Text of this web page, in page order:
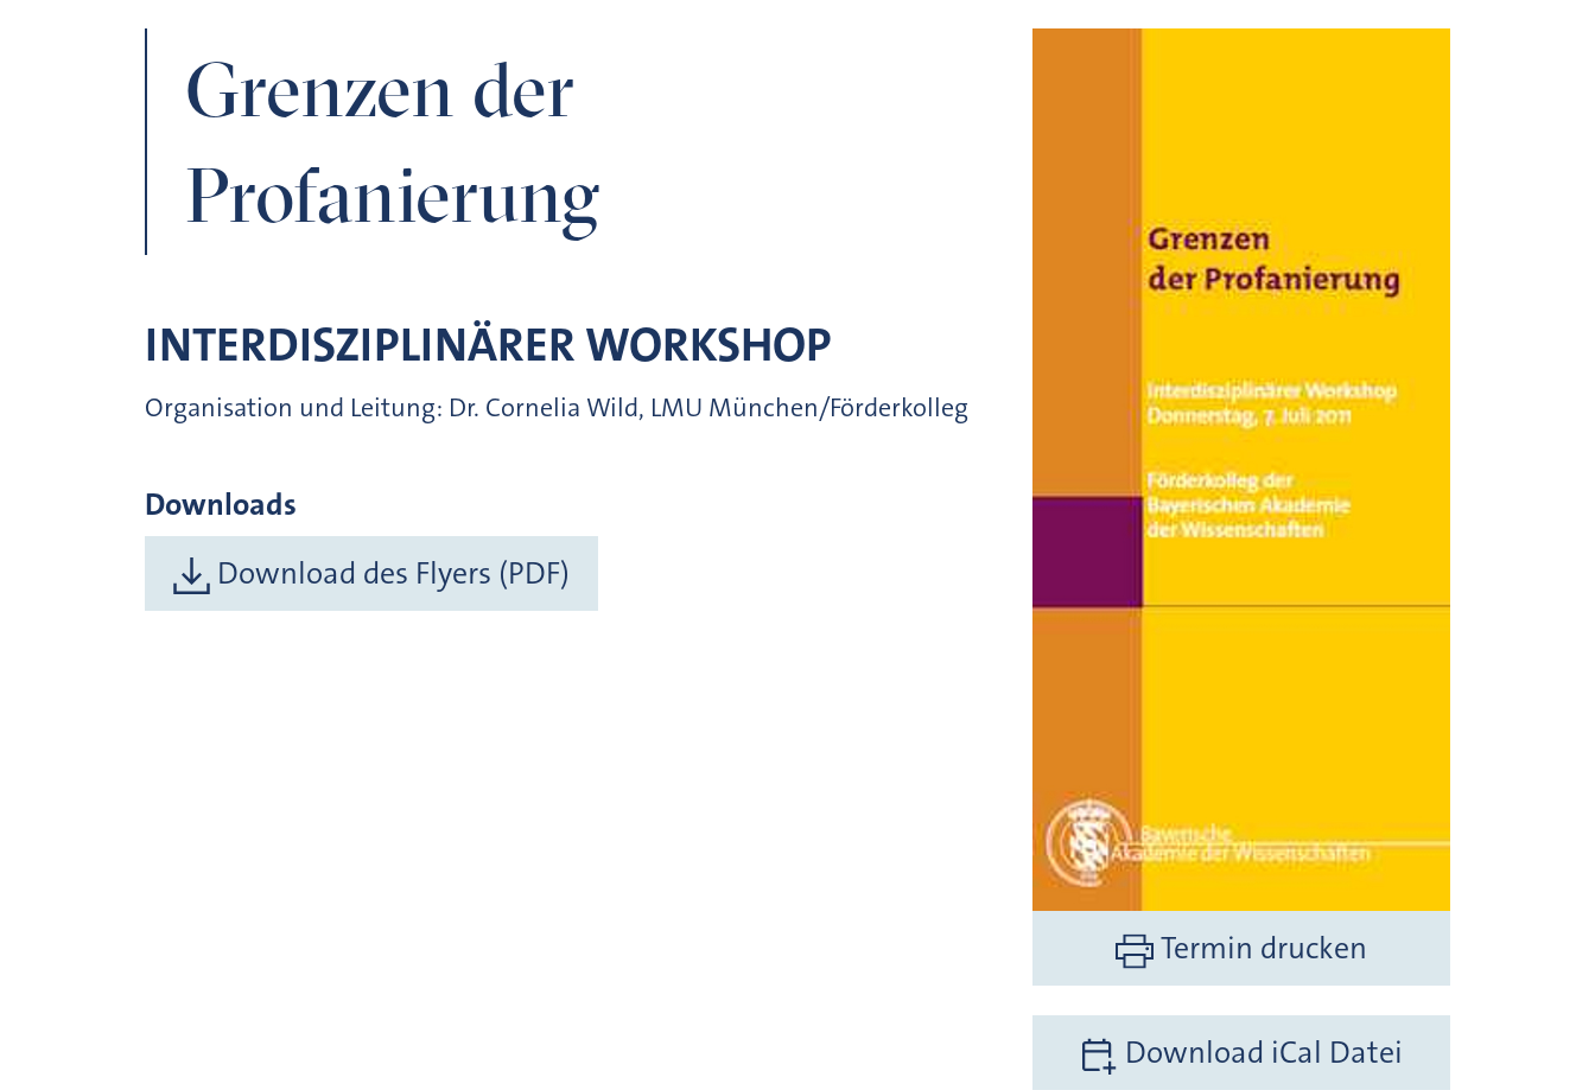
Grenzen der
Profanierung
INTERDISZIPLINÄRER WORKSHOP
Organisation und Leitung: Dr. Cornelia Wild, LMU München/Förderkolleg
Downloads
Download des Flyers (PDF)
Termin drucken
Download iCal Datei